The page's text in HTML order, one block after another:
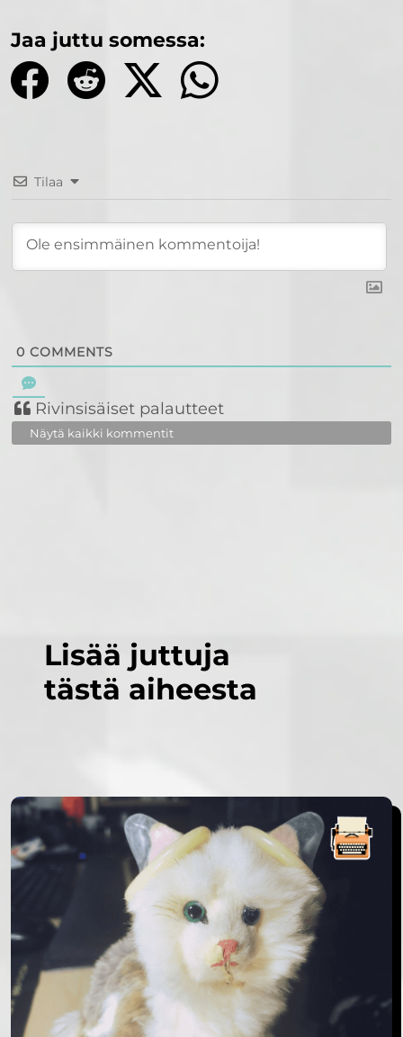
Jaa juttu somessa:
Tilaa
0 COMMENTS
Rivinsisäiset palautteet
Näytä kaikki kommentit
Lisää juttuja
tästä aiheesta